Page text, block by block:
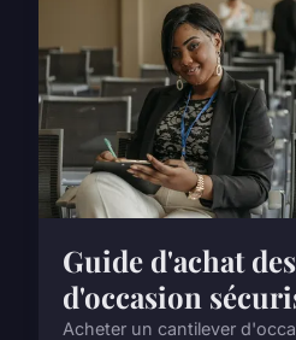
Guide d'achat
d'occasion
Acheter un cantilever